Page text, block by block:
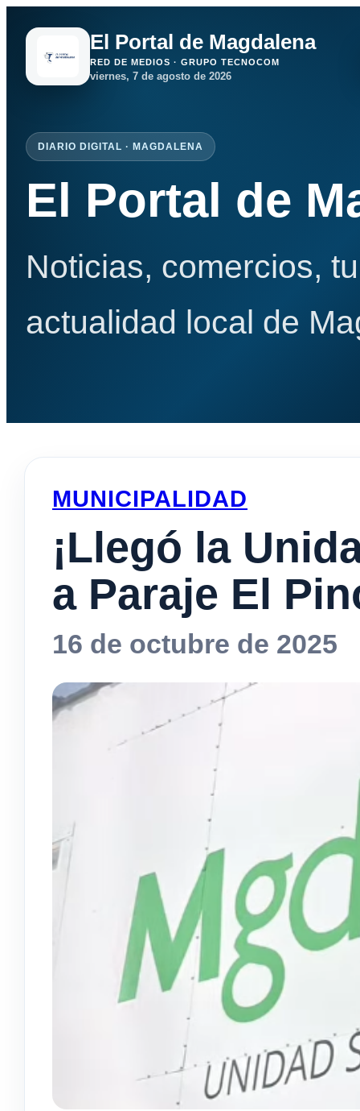
El Portal de Magdalena
RED DE MEDIOS · GRUPO TECNOCOM
viernes, 7 de agosto de 2026
DIARIO DIGITAL · MAGDALENA
El Portal de
Noticias, comercios,
actualidad local de
MUNICIPALIDAD
¡Llegó la
a Paraje El
16 de octubre de 2025